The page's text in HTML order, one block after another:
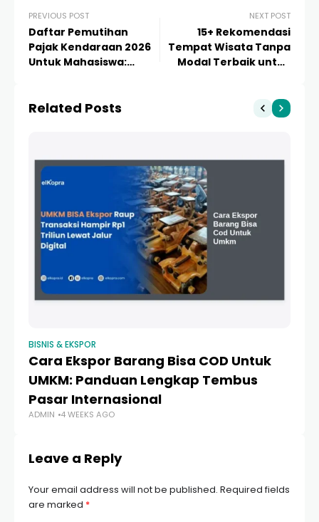
PREVIOUS POST
Daftar Pemutihan
Pajak Kendaraan 2026
Untuk Mahasiswa:
NEXT POST
15+ Rekomendasi
Tempat Wisata Tanpa
Modal Terbaik untuk
Related Posts
BISNIS & EKSPOR
Cara Ekspor Barang Bisa COD Untuk
UMKM: Panduan Lengkap Tembus
Pasar Internasional
ADMIN 4 WEEKS AGO
Leave a Reply
Your email address will not be published. Required fields
are marked *